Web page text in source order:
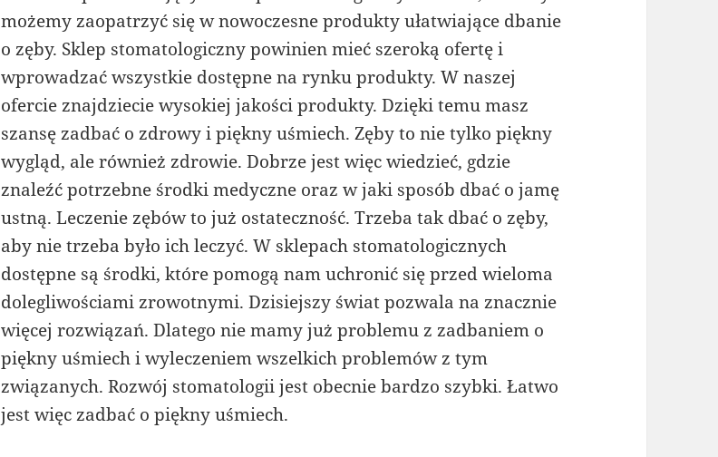
możemy zaopatrzyć się w nowoczesne produkty ułatwiające dbanie
o zęby. Sklep stomatologiczny powinien mieć szeroką ofertę i
wprowadzać wszystkie dostępne na rynku produkty. W naszej
ofercie znajdziecie wysokiej jakości produkty. Dzięki temu masz
szansę zadbać o zdrowy i piękny uśmiech. Zęby to nie tylko piękny
wygląd, ale również zdrowie. Dobrze jest więc wiedzieć, gdzie
znaleźć potrzebne środki medyczne oraz w jaki sposób dbać o jamę
ustną. Leczenie zębów to już ostateczność. Trzeba tak dbać o zęby,
aby nie trzeba było ich leczyć. W sklepach stomatologicznych
dostępne są środki, które pomogą nam uchronić się przed wieloma
dolegliwościami zrowotnymi. Dzisiejszy świat pozwala na znacznie
więcej rozwiązań. Dlatego nie mamy już problemu z zadbaniem o
piękny uśmiech i wyleczeniem wszelkich problemów z tym
związanych. Rozwój stomatologii jest obecnie bardzo szybki. Łatwo
jest więc zadbać o piękny uśmiech.